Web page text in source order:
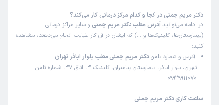
دکتر مریم چمنی در کجا و کدام مرکز درمانی کار می‌کند؟
در ادامه می‌توانید آدرس مطب دکتر مریم چمنی و سایر مراکز درمانی
(بیمارستان‌ها، کلینیک‌ها و …) که ایشان در آن کار طبابت انجام می‌دهند، مشاهده
کنید:
آدرس و شماره تلفندکتر مریم چمنی مطب بلوار اباذر تهران
تهران، بلوار اباذر، بیمارستان پیامبران، کلینیک 3، اتاق 37، شماره تلفن:
09929911070
ساعت کاری دکتر مریم چمنی